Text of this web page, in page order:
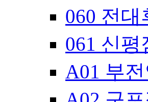
060 전대
061 신평
A01 부